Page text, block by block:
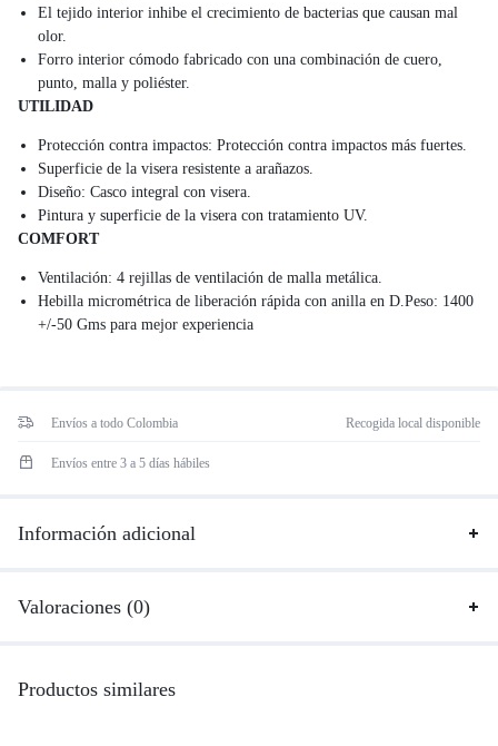
El tejido interior inhibe el crecimiento de bacterias que causan mal
olor.
Forro interior cómodo fabricado con una combinación de cuero,
punto, malla y poliéster.
UTILIDAD
Protección contra impactos: Protección contra impactos más fuertes.
Superficie de la visera resistente a arañazos.
Diseño: Casco integral con visera.
Pintura y superficie de la visera con tratamiento UV.
COMFORT
Ventilación: 4 rejillas de ventilación de malla metálica.
Hebilla micrométrica de liberación rápida con anilla en D.Peso: 1400
+/-50 Gms para mejor experiencia
Envíos a todo Colombia Recogida local disponible
Envíos entre 3 a 5 días hábiles
Información adicional
Valoraciones (0)
Productos similares